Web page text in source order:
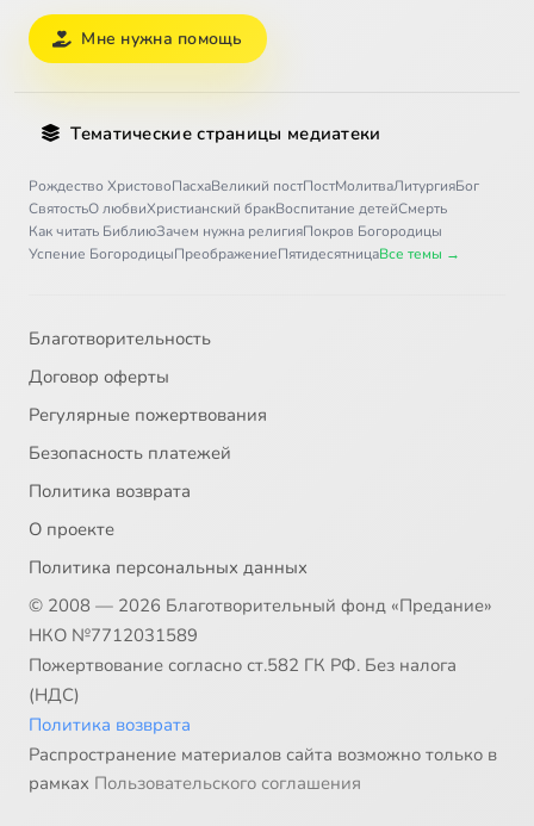
Мне нужна помощь
Тематические страницы медиатеки
Рождество ХристовоПасхаВеликий постПостМолитваЛитургияБог
СвятостьО любвиХристианский бракВоспитание детейСмерть
Как читать БиблиюЗачем нужна религияПокров Богородицы
Успение БогородицыПреображениеПятидесятницаВсе темы →
Благотворительность
Договор оферты
Регулярные пожертвования
Безопасность платежей
Политика возврата
О проекте
Политика персональных данных
© 2008 — 2026 Благотворительный фонд «Предание»
НКО №7712031589
Пожертвование согласно ст.582 ГК РФ. Без налога
(НДС)
Политика возврата
Распространение материалов сайта возможно только в
рамках Пользовательского соглашения